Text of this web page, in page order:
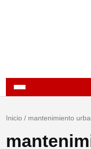
Inicio / mantenimiento